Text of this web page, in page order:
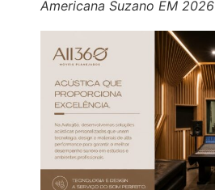
Americana Suzano EM 2026